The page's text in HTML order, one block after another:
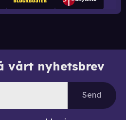
vårt nyhetsbrev
Send